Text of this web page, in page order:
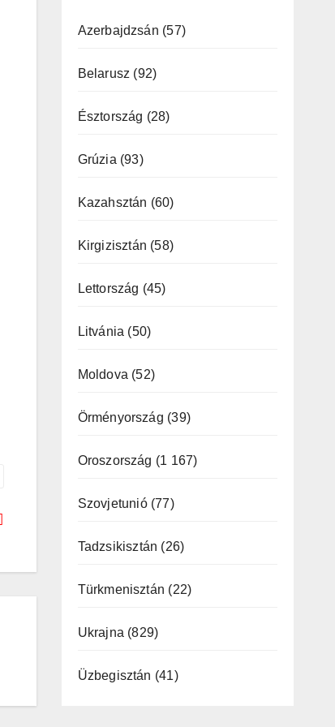
Azerbajdzsán (57)
Belarusz (92)
Észtország (28)
Grúzia (93)
Kazahsztán (60)
Kirgizisztán (58)
Lettország (45)
Litvánia (50)
Moldova (52)
Örményország (39)
Oroszország (1 167)
Szovjetunió(77)
Tadzsikisztán (26)
Türkmenisztán (22)
Ukrajna (829)
Üzbegisztán (41)